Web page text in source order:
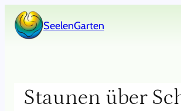
Zum
Inhalt
springen
SeelenGarten
Staunen über